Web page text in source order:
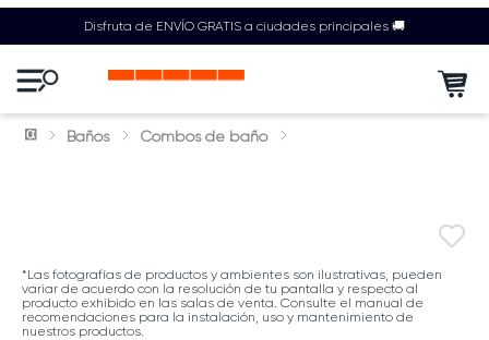
Disfruta de ENVÍO GRATIS a ciudades principales 🚚
Baños Combos de baño
*Las fotografías de productos y ambientes son ilustrativas, pueden
variar de acuerdo con la resolución de tu pantalla y respecto al
producto exhibido en las salas de venta. Consulte el manual de
recomendaciones para la instalación, uso y mantenimiento de
nuestros productos.